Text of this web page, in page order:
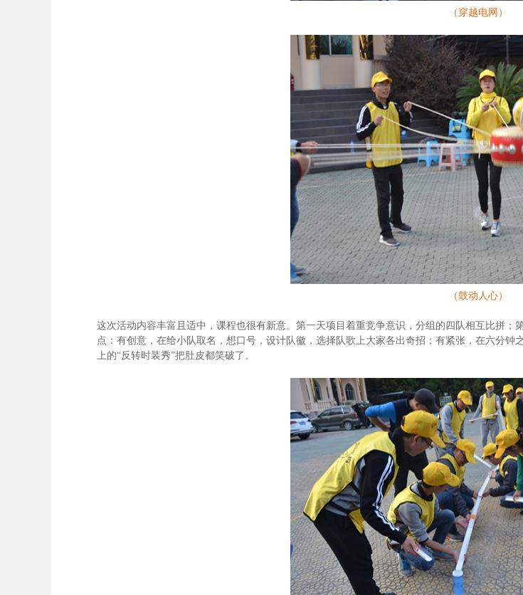
（穿越电网）
（鼓动人心）
这次活动内容丰富且适中，课程也很有新意。第一天项目着重竞争意识，分组的四队相互比拼
点：有创意，在给小队取名，想口号，设计队徽，选择队歌上大家各出奇招；有紧张，在六分
上的“反转时装秀”把肚皮都笑破了。